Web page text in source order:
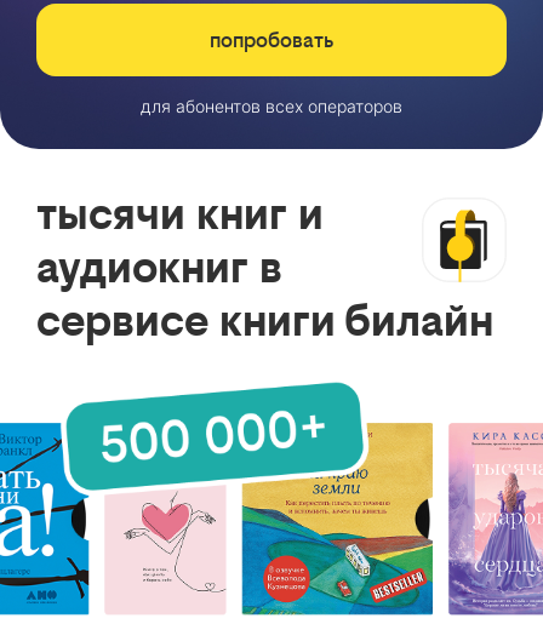
попробовать
для абонентов всех операторов
тысячи книг и
аудиокниг в
сервисе книги билайн